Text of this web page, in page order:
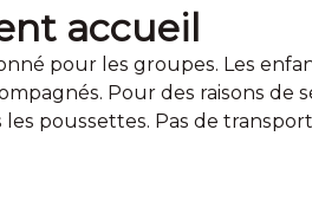
accueil
pour les groupes. Les
Pour des raisons de
poussettes. Pas de